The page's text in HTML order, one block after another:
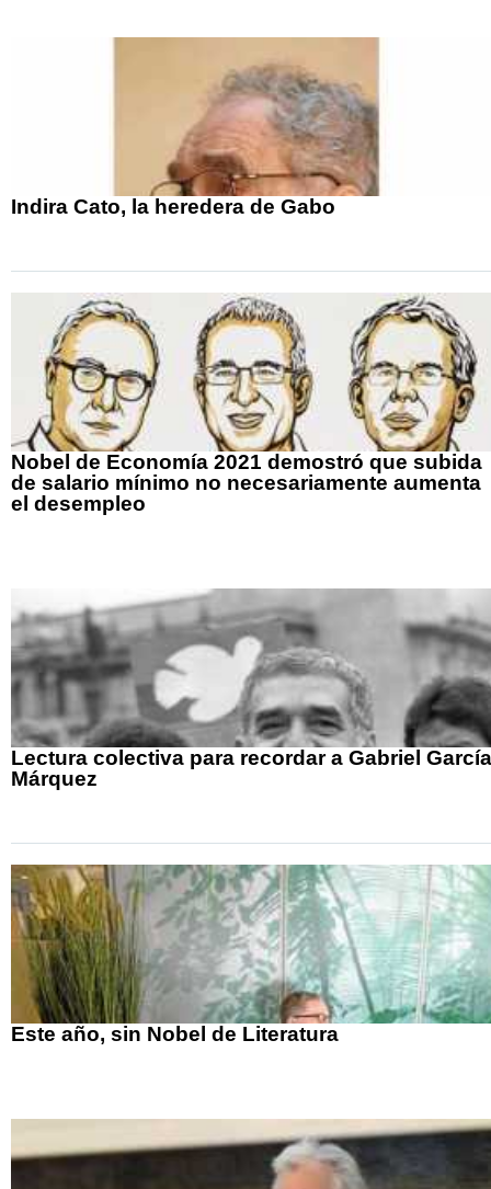
Indira Cato, la heredera de Gabo
Nobel de Economía 2021 demostró que subida
de salario mínimo no necesariamente aumenta
el desempleo
Lectura colectiva para recordar a Gabriel García
Márquez
Este año, sin Nobel de Literatura